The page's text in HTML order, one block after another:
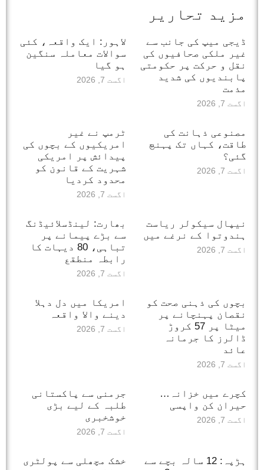
مزید تحاریر
ڈیجی میپ کی جانب سے
غیر ملکی صحافیوں کی
نقل و حرکت پر حکومتی
پابندیوں کی شدید
مذمت
اگست 7, 2026
لاہور: ایک واقعہ، کئی
سوالات معاملہ سنگین
ہو گیا
اگست 7, 2026
مصنوعی ذہانت کی
طاقت، کہاں تک پہنچ
گئی؟
اگست 7, 2026
ٹرمپ نے غیر
امریکیوں کے بچوں کی
پیدائش پر امریکی
شہریت کے قانون کو
محدود کردیا
اگست 7, 2026
نیپال سیکولر ریاست
ہندوتوا کے نرغے میں
اگست 7, 2026
بھارت: لینڈسلائیڈنگ
سے بڑے پیمانے پر
تباہی، 80 دیہات کا
رابطہ منطقع
اگست 7, 2026
بچوں کی ذہنی صحت کو
نقصان پہنچانے پر
میٹا پر 57 کروڑ
ڈالرز کا جرمانہ
عائد
اگست 7, 2026
امریکا میں دل دہلا
دینے والا واقعہ
اگست 7, 2026
کچرے میں خزانہ…
حیران کن واپسی
اگست 7, 2026
جرمنی سے پاکستانی
طلبہ کے لیے بڑی
خوشخبری
اگست 7, 2026
ہڑپہ: 12 سالہ بچے سے
خشک مچھلی سے پولٹری